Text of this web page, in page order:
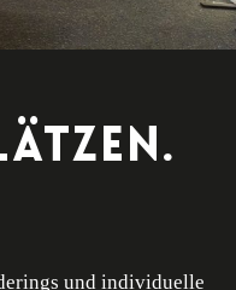
und individuelle